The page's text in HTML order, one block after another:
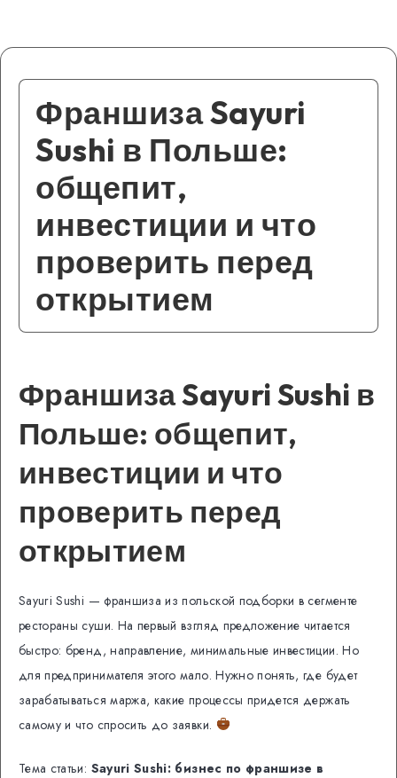
Франшиза Sayuri
Sushi в Польше:
общепит,
инвестиции и что
проверить перед
открытием
Франшиза Sayuri Sushi в
Польше: общепит,
инвестиции и что
проверить перед
открытием
Sayuri Sushi — франшиза из польской подборки в сегменте
рестораны суши. На первый взгляд предложение читается
быстро: бренд, направление, минимальные инвестиции. Но
для предпринимателя этого мало. Нужно понять, где будет
зарабатываться маржа, какие процессы придется держать
самому и что спросить до заявки.
Тема статьи: Sayuri Sushi: бизнес по франшизе в